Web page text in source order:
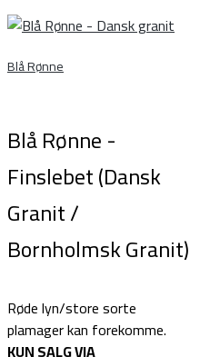
Blå Rønne
Blå Rønne -
Finslebet (Dansk
Granit /
Bornholmsk Granit)
Røde lyn/store sorte
plamager kan forekomme.
KUN SALG VIA